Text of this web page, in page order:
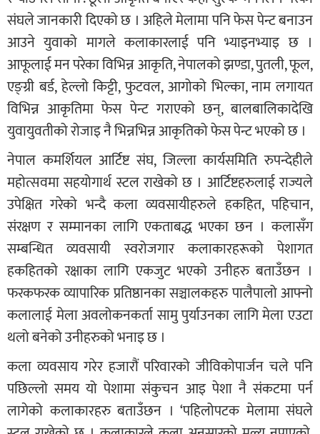
संघले जानकारी दिएको छ । अहिले मेलामा पनि फेस पेन्ट बनाउन
आउने युवाको मागले कलाकारलाई पनि भ्याइनभ्याइ छ ।
आफूलाई मन परेका विभिन्न आकृति, नेपालको झण्डा, पुतली, फूल,
एङ्ग्री बर्ड, हेल्लो किट्टी, फुटवल, आगोको भिल्का, नाम लगायत
विभिन्न आकृतिमा फेस पेन्ट गराएको छन्, बालबालिकादेखि
युवायुवतीको रोजाइ नै भिन्नभिन्न आकृतिको फेस पेन्ट भएको छ ।
नेपाल कमर्शियल आर्टिष्ट संघ, जिल्ला कार्यसमिति रुपन्देहीले
महोत्सवमा सहयोगार्थ स्टल राखेको छ । आर्टिष्टहरुलाई राज्यले
उपेक्षित गरेको भन्दै कला व्यवसायीहरुले हकहित, पहिचान,
संरक्षण र सम्मानका लागि एकताबद्ध भएका छन । कलासँग
सम्बन्धित व्यवसायी स्वरोजगार कलाकारहरूको पेशागत
हकहितको रक्षाका लागि एकजुट भएको उनीहरु बताउँछन ।
फरकफरक व्यापारिक प्रतिष्ठानका सञ्चालकहरु पालैपालो आफ्नो
कलालाई मेला अवलोकनकर्ता सामु पुर्याउनका लागि मेला एउटा
थलो बनेको उनीहरुको भनाइ छ ।
कला व्यवसाय गरेर हजारौं परिवारको जीविकोपार्जन चले पनि
पछिल्लो समय यो पेशामा संकुचन आइ पेशा नै संकटमा पर्न
लागेको कलाकारहरु बताउँछन । ‘पहिलोपटक मेलामा संघले